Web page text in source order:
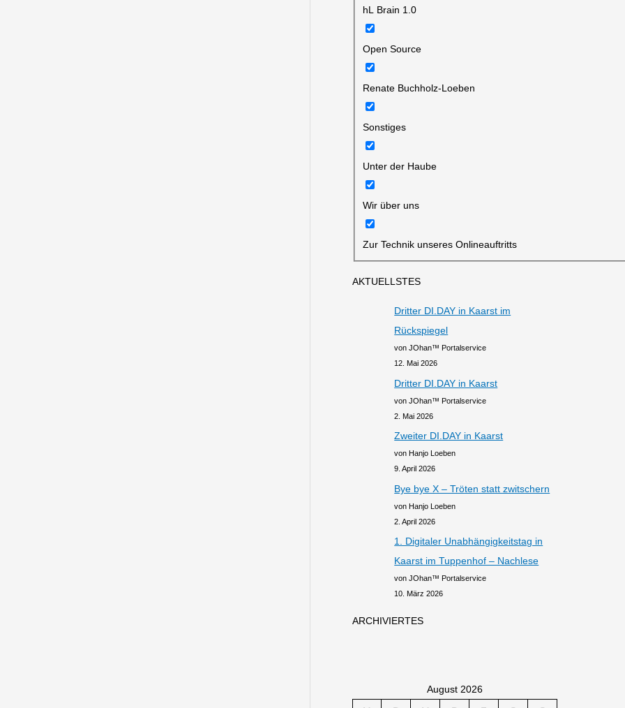
hL Brain 1.0
Open Source
Renate Buchholz-Loeben
Sonstiges
Unter der Haube
Wir über uns
Zur Technik unseres Onlineauftritts
AKTUELLSTES
Dritter DI.DAY in Kaarst im
Rückspiegel
von JOhan™ Portalservice
12. Mai 2026
Dritter DI.DAY in Kaarst
von JOhan™ Portalservice
2. Mai 2026
Zweiter DI.DAY in Kaarst
von Hanjo Loeben
9. April 2026
Bye bye X – Tröten statt zwitschern
von Hanjo Loeben
2. April 2026
1. Digitaler Unabhängigkeitstag in
Kaarst im Tuppenhof – Nachlese
von JOhan™ Portalservice
10. März 2026
ARCHIVIERTES
August 2026